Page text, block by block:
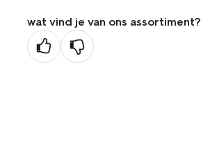
wat vind je van ons assortiment?